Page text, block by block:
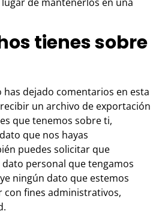
tienes sobre
has dejado comentarios en esta
un archivo de exportación
que tenemos sobre ti,
que nos hayas
puedes solicitar que
personal que tengamos
ningún dato que estemos
con fines administrativos,